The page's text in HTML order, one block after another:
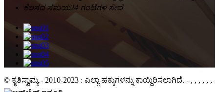
ಕೆಲಸದ ಸಮಯ24 ಗಂಟೆಗಳ ಸೇವೆ
© ಕೃತಿಸ್ವಾಮ್ಯ - 2010-2023 : ಎಲ್ಲಾ ಹಕ್ಕುಗಳನ್ನು ಕಾಯ್ದಿರಿಸಲಾಗಿದೆ. - , , , , , ,